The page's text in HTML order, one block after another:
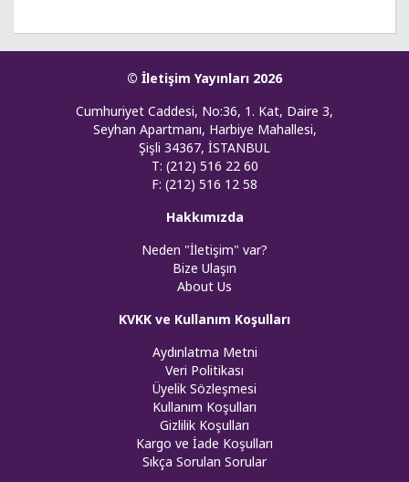
© İletişim Yayınları 2026
Cumhuriyet Caddesi, No:36, 1. Kat, Daire 3,
Seyhan Apartmanı, Harbiye Mahallesi,
Şişli 34367, İSTANBUL
T: (212) 516 22 60
F: (212) 516 12 58
Hakkımızda
Neden "İletişim" var?
Bize Ulaşın
About Us
KVKK ve Kullanım Koşulları
Aydınlatma Metni
Veri Politikası
Üyelik Sözleşmesi
Kullanım Koşulları
Gizlilik Koşulları
Kargo ve İade Koşulları
Sıkça Sorulan Sorular